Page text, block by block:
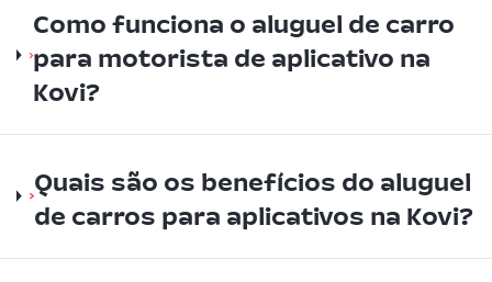
Como funciona o aluguel de carro
para motorista de aplicativo na
Kovi?
Quais são os benefícios do aluguel
de carros para aplicativos na Kovi?